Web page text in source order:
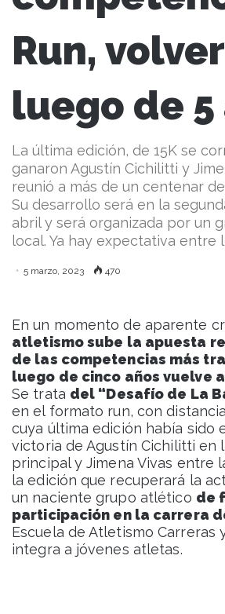
Run,
luego de 5
La última edición, de 15K se
ganaron Agustín Cichilitti y
reunió a más de un centenar
Su desarrollo será en la
abril y será organizada por un
local. Ya hay expectativa entre
5 marzo, 2023 470
En un momento de aparente
atletismo sube la apuesta
de las competencias más
luego de cinco años vuelve
Se trata del “Desafío de La
en el formato run, con
cuya última edición había sido
victoria de Agustín Cichilitti en
principal y Jimena Vivas entre
la edición que recuperará la
un naciente grupo atlético de
participación en la carrera
Escuela de Atletismo Carreras
integra a jóvenes atletas.